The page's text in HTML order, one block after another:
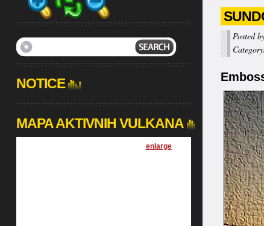
Posted
NOTICE
MAPA AKTIVNIH VULKANA
enlarge]